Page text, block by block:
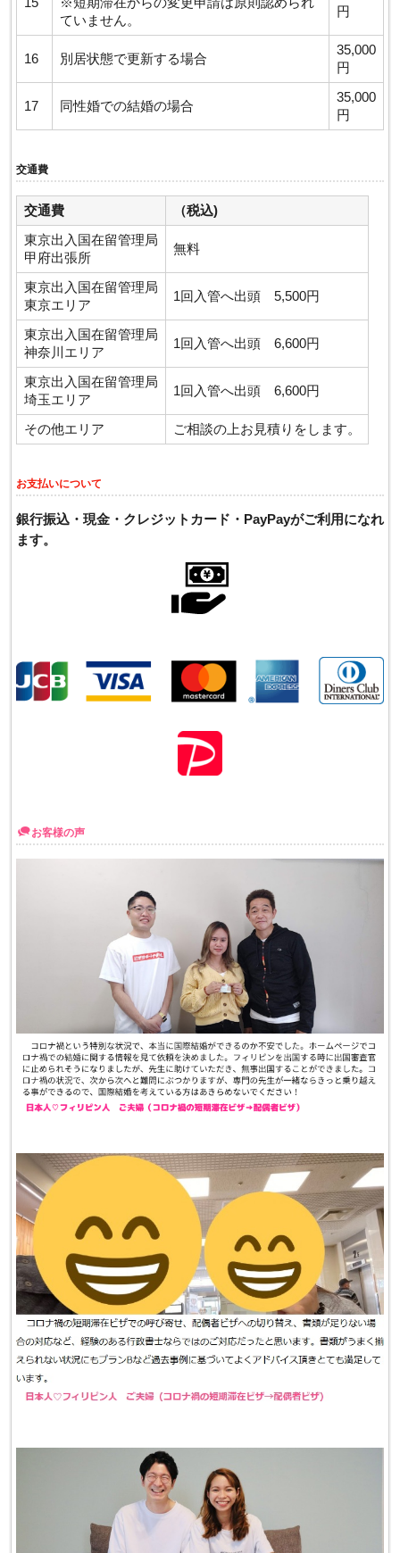
ていません。
円
16 別居状態で更新する場合
35,000
円
17 同性婚での結婚の場合
35,000
円
交通費
交通費 （税込)
東京出入国在留管理局
甲府出張所
無料
東京出入国在留管理局
東京エリア
1回入管へ出頭 5,500円
東京出入国在留管理局
神奈川エリア
1回入管へ出頭 6,600円
東京出入国在留管理局
埼玉エリア
1回入管へ出頭 6,600円
その他エリア ご相談の上お見積りをします。
お支払いについて
銀行振込・現金・クレジットカード・PayPayがご利用になれ
ます。
お客様の声